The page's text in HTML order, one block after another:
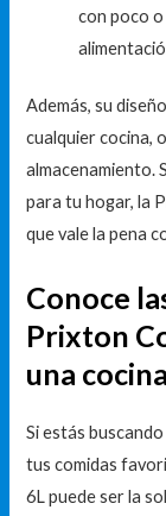
con poco
Además, su
cualquier cocina,
almacenamiento.
para tu hogar, la
que vale la pena
Conoce
Prixton
una
Si estás
tus comidas
6L puede ser la